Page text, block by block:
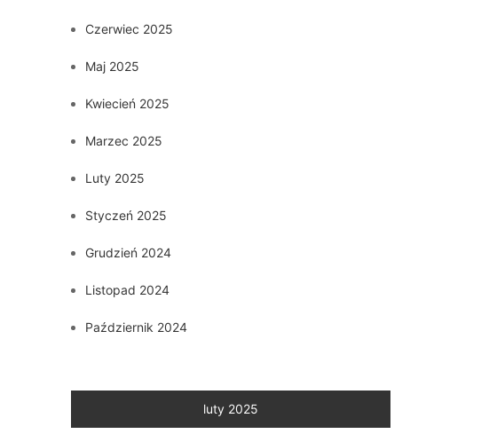
Czerwiec 2025
Maj 2025
Kwiecień 2025
Marzec 2025
Luty 2025
Styczeń 2025
Grudzień 2024
Listopad 2024
Październik 2024
luty 2025